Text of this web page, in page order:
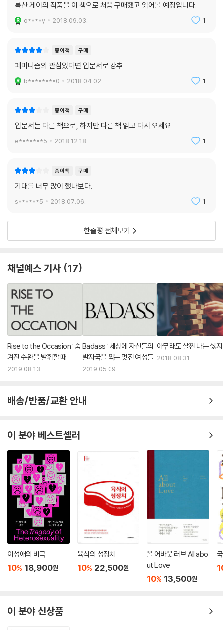
비극을 차트에 올려놓고 직선으로 연결시킬 수는 없다. 이 비극들을 깔끔
하게 이해할 수 없다. ---「노르웨이 오슬로 테러 사건과 에이미 하우스의
최근에 나는 거의 모든 사건 사고와 시사 이슈들을 트위터로 접하는 것 같
다. 콜로라도 오로라에서의 극장 총격 사건, 샌디 훅 초등학교 총기 난사,
아랍의 봄 기간에 일어난 중동 국가 폭동, 2012년 대통령 선거 결과, 트레
때 소셜 미디어에서 공유되는 내용과 메이저 방송사에서 전달하는 내용에
는 현격한 차이가 있다. 갈수록 이 두 미디어 사이의 거리가 안쓰러울 정도
로 멀어지고 있다. ---「저널리즘이 하지 못하는 것을 트위터가 할 때」중에
대학원 다닐 때 복도를 걸어가다 같은 수업을 듣는 대학원생이 연구실에서
내 이야기를 하는 걸 들었다. 그 친구는 내가 엿듣고 있을 줄은 꿈에도 모르
고 동기들에게 내가 소수 집단 우대 정책(affirmativeaction 소수 인종
이라고 말했다. 나는 쿵쿵 뛰는 심장을 붙잡고 일단 내 연구실로 들어왔다.
학교 복도에서 눈물이나 훔치는 그런 여자애가 되고 싶지 않았다. 연구실
[헬프]는 아무 생각 없이 머리를 비우고 보면 재미있게 볼 수 있는 영화이
지만 사람의 감정을 쥐락펴락하며 이용하는 영화이기도 하다. 2시간 17분
이라는 러닝 타임 동안 나의 영혼이 쪼그라들고 죽어버릴 것 같은 때가 너
무 많았다. 나는 영화의 모든 것에 절망했다. 내주변의 관객들은 영화를 보
는 내내 훌쩍훌쩍 울기도 했다. 물론 나의 눈도 완전히 말라 있지만은 않았
다. 하지만 그녀들과 나는 다른 이유로 울었다. 이 모든 흑백 분리 정책, 부
당함, 비극적인 소재가 이용을 당하고 있어서 영화의 끝으로 갈수록 감독
이 마치 내 가슴을 열어 심장을 뜯어낸 다음에 그 위에서 폴짝폴짝 뛰어서
배경으로 한 스파게티 웨스턴 영화이다. [바스터즈 :거친 녀석들]에서 제2
차 세계 대전을 이용했던 것처럼 타란티노는 다시 한 번 자기 개인의 역사
와는 아무 상관없는, 소외 계층의 트라우마가득한 경험을 찾아냈고 다분히
한계가 있는 특권적 위치에서 그 경험을 이용해 폭력적이고 웃길 듯 말 듯
한 광대극을 만들며 허영심과 과시욕을 채웠다 ---「오만과 판타지 [장고 :
분노의 추적자]」중에서
페미니즘의 어깨에 너무 무거운 짐을 지우고 있지만 근본적으로 이 운동의
일차적 목표는 모든 분야에서의 양성평등임을 잊지 말자. 그 기고문을 읽
으면서 급격히 피로해지기 시작했는데 그렇게 따지면 어떤 여성도 그 대단
한 페미니스트의 기준에 맞춰 살아갈 수가 없다. 이런 기고문들은 버틀러
가 주장했듯이 여성이 되는 옳은 방법과 그른 방법이 있는 것처럼 보이게
만든다. 올바른 여성이 되는 방법 그리고/혹은 페미니스트가 되는 방법의
---「나쁜 페미니스트 : 첫 번째 이야기」중에서
연구자이자 [페미니즘의 도전]의 저자인 정희진은 이렇게 말한다. “나도
이렇게 정직한 글을 쓸 수 있을까? 그녀가 부럽다. 우리 사회의 여성/여성
성의 문제가 아니라 공론장 자체의 부재, 젠더에 대한 무지와 비하가 만연
이론/여성의 생애사 쓰기의 하나의 모델이 되었으면 한다. 이런 책이 무수
히 쏟아지길 기대한다.”
록산 게이의 작품을 이 책으로 처음 구매했고 읽어볼 예정입니다.
o****y 2018.09.03. 1
종이책 구매
페미니즘의 관심있다면 입문서로 강추
b********0 2018.04.02. 1
종이책 구매
입문서는 다른 책으로, 하지만 다른 책 읽고 다시 오세요.
e*******5 2018.12.18. 1
종이책 구매
기대를 너무 많이 했나보다.
s******5 2018.07.06. 1
한줄평 전체보기
채널예스 기사 17
Rise to the Occasion : 숨
겨진 수완을 발휘할 때
2019.08.13.
Badass : 세상에 자신들의
발자국을 찍는 멋진 여성들
2019.05.09.
아무래도 살찐 나는 싫
2018.08.31.
배송/반품/교환 안내
이 분야 베스트셀러
이성애의 비극
10% 18,900원
육식의 성정치
10% 22,500원
올 어바웃 러브 All abo
ut Love
10% 13,500원
이 분야 신상품